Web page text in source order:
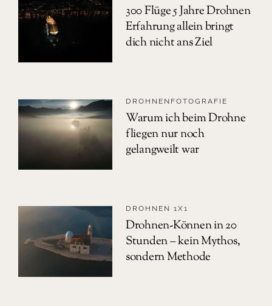
300 Flüge 5 Jahre Drohnen
Erfahrung allein bringt
dich nicht ans Ziel
Warum ich beim Drohne
fliegen nur noch
gelangweilt war
DROHNENFOTOGRAFIE
Drohnen-Können in 20
Stunden – kein Mythos,
sondern Methode
DROHNEN 1X1